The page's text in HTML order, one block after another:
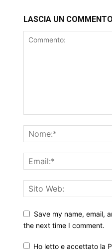
LASCIA UN COMMENTO
Save my name, email,
the next time I comment.
Ho letto e accettato la